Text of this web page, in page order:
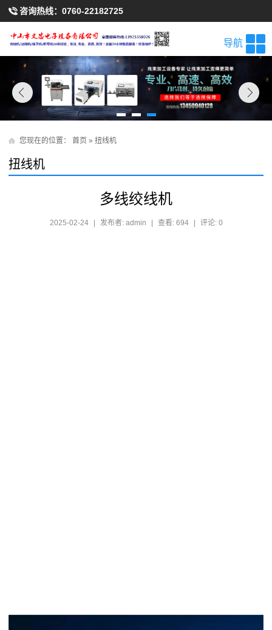
咨询热线： 0760-22182725
导航
您现在的位置： 首页 » 扭线机
扭线机
多线绞线机
2025-02-24 | 发布者: admin | 查看: 694 | 评论: 0